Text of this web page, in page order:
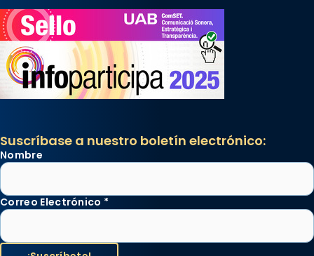
Suscríbase a nuestro boletín electrónico:
Nombre
Correo Electrónico *